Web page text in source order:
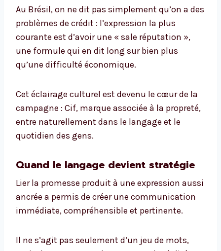
Au Brésil, on ne dit pas simplement qu’on a des
problèmes de crédit : l’expression la plus
courante est d’avoir une « sale réputation »,
une formule qui en dit long sur bien plus
qu’une difficulté économique.
Cet éclairage culturel est devenu le cœur de la
campagne : Cif, marque associée à la propreté,
entre naturellement dans le langage et le
quotidien des gens.
Quand le langage devient stratégie
Lier la promesse produit à une expression aussi
ancrée a permis de créer une communication
immédiate, compréhensible et pertinente.
Il ne s’agit pas seulement d’un jeu de mots,